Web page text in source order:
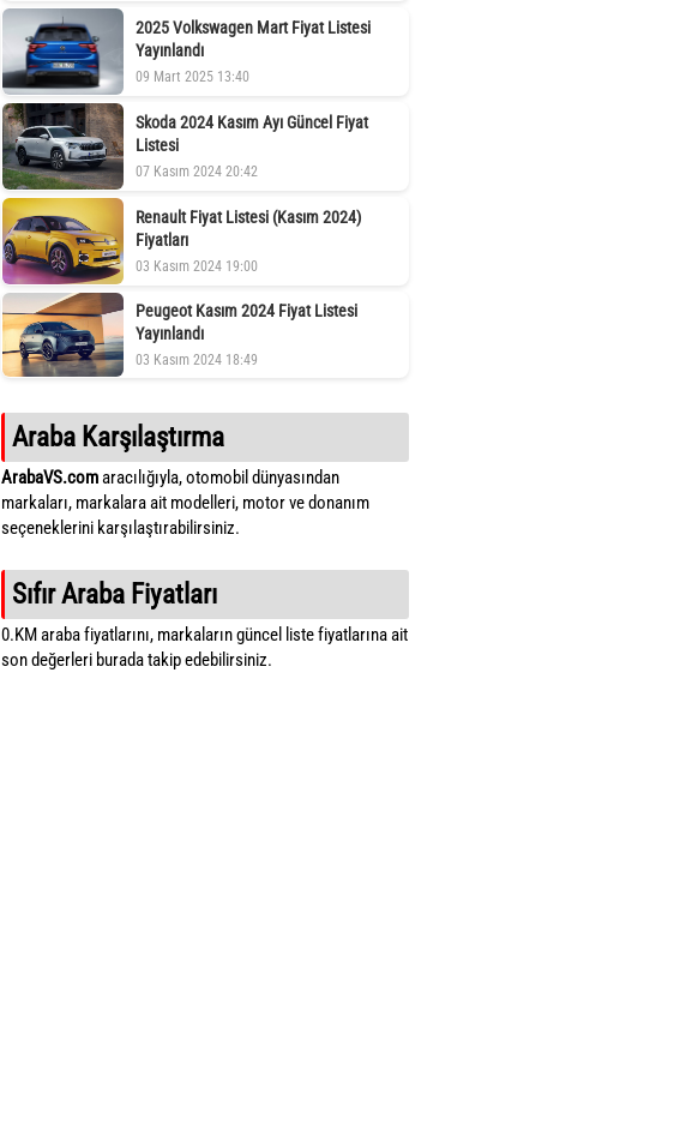
2025 Volkswagen Mart Fiyat Listesi
Yayınlandı
09 Mart 2025 13:40
Skoda 2024 Kasım Ayı Güncel Fiyat
Listesi
07 Kasım 2024 20:42
Renault Fiyat Listesi (Kasım 2024)
Fiyatları
03 Kasım 2024 19:00
Peugeot Kasım 2024 Fiyat Listesi
Yayınlandı
03 Kasım 2024 18:49
Araba Karşılaştırma
ArabaVS.comaracılığıyla, otomobil dünyasından
markaları, markalara ait modelleri, motor ve donanım
seçeneklerini karşılaştırabilirsiniz.
Sıfır Araba Fiyatları
0.KM araba fiyatlarını, markaların güncel liste fiyatlarına ait
son değerleri burada takip edebilirsiniz.